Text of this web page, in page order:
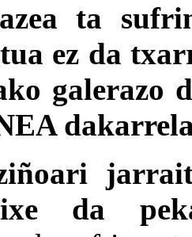
ta
ez da
galerazo
da